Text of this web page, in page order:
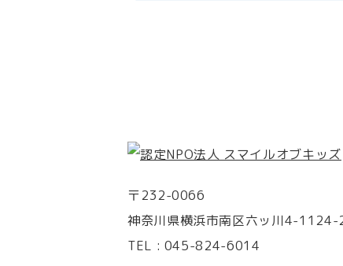
〒232-0066
神奈川県横浜市南区六ッ川4-1124-
TEL : 045-824-6014